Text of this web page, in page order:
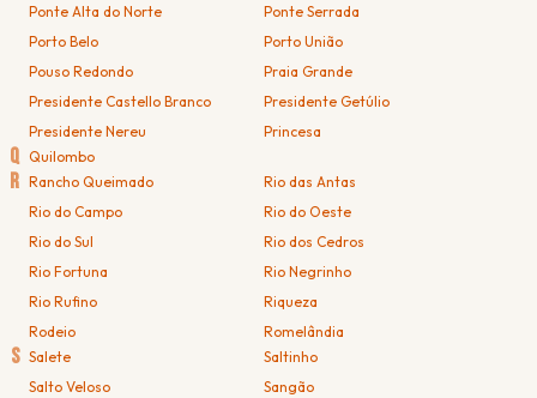
Ponte Alta do Norte
Ponte Serrada
Porto Belo
Porto União
Pouso Redondo
Praia Grande
Presidente Castello Branco
Presidente Getúlio
Presidente Nereu
Princesa
Q Quilombo
R Rancho Queimado
Rio das Antas
Rio do Campo
Rio do Oeste
Rio do Sul
Rio dos Cedros
Rio Fortuna
Rio Negrinho
Rio Rufino
Riqueza
Rodeio
Romelândia
S Salete
Saltinho
Salto Veloso
Sangão